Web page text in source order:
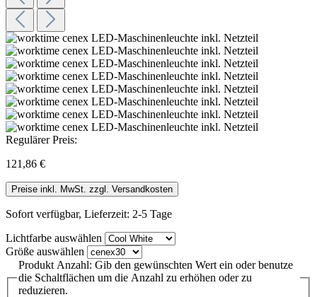
Regulärer Preis:
121,86 €
Preise inkl. MwSt. zzgl. Versandkosten
Sofort verfügbar, Lieferzeit: 2-5 Tage
Lichtfarbe auswählen
Größe auswählen
Produkt Anzahl: Gib den gewünschten Wert ein oder benutze
die Schaltflächen um die Anzahl zu erhöhen oder zu
reduzieren.